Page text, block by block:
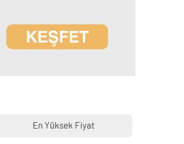
En Yüksek Fiyat